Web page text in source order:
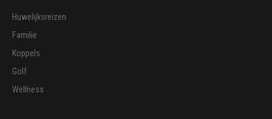
Huwelijksreizen
Familie
Koppels
Golf
Wellness